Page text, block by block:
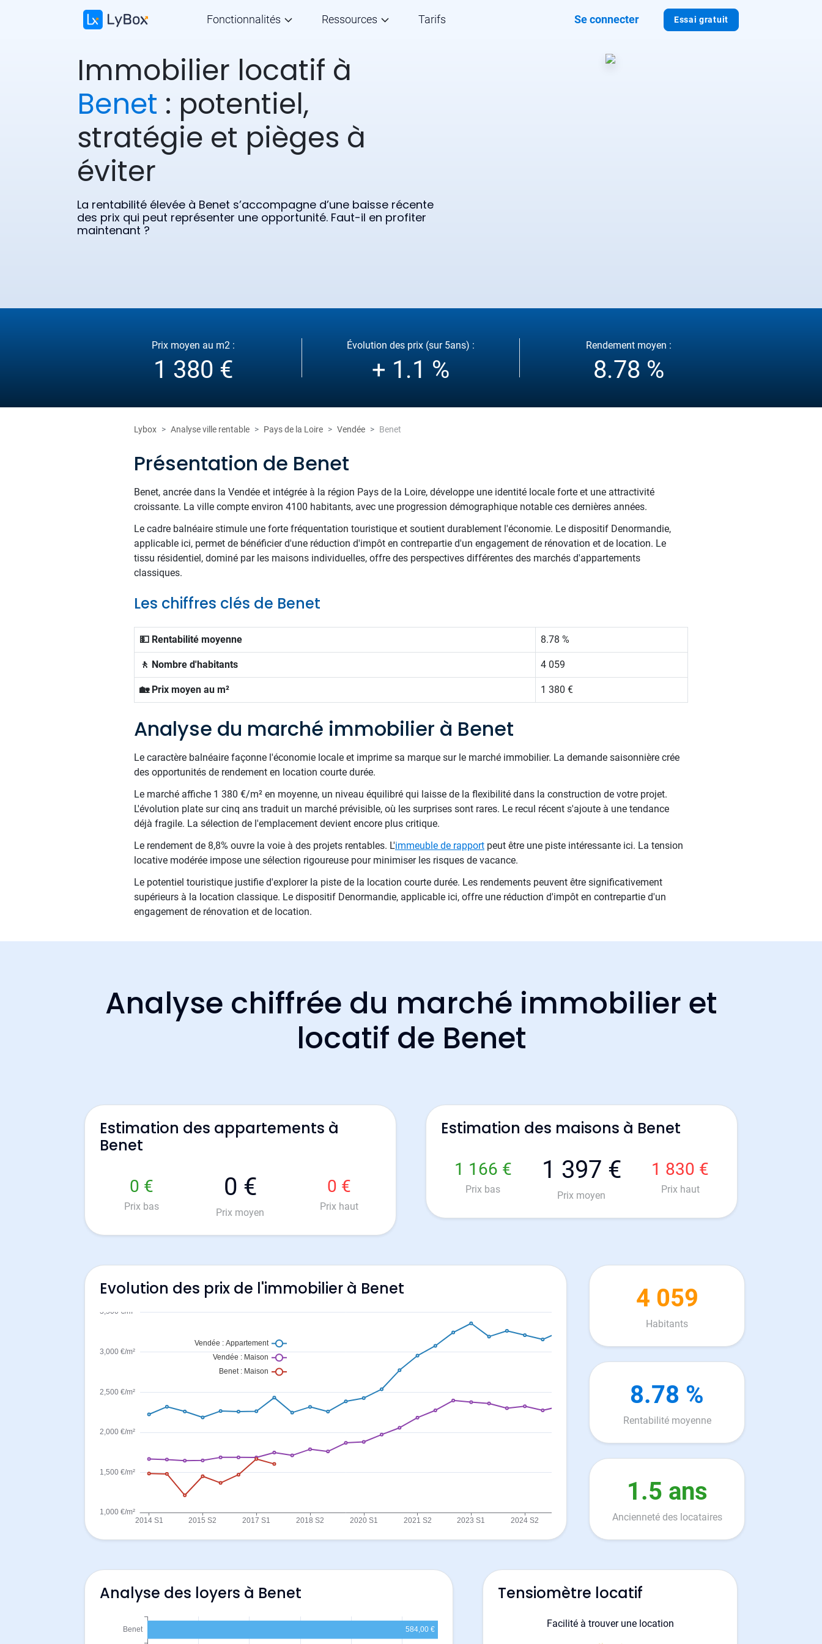
Essai gratuit
Fonctionnalités Ressources Tarifs Se connecter
Immobilier locatif à
Benet : potentiel,
stratégie et pièges à
éviter
La rentabilité élevée à Benet s’accompagne d’une baisse récente
des prix qui peut représenter une opportunité. Faut-il en profiter
maintenant ?
Prix moyen au m2 :
1 380 €
Évolution des prix (sur 5ans) :
+ 1.1 %
Rendement moyen :
8.78 %
Lybox Analyse ville rentable Pays de la Loire Vendée Benet
Présentation de Benet
Benet, ancrée dans la Vendée et intégrée à la région Pays de la Loire, développe une identité locale forte et une attractivité
croissante. La ville compte environ 4100 habitants, avec une progression démographique notable ces dernières années.
Le cadre balnéaire stimule une forte fréquentation touristique et soutient durablement l'économie. Le dispositif Denormandie,
applicable ici, permet de bénéficier d'une réduction d'impôt en contrepartie d'un engagement de rénovation et de location. Le
tissu résidentiel, dominé par les maisons individuelles, offre des perspectives différentes des marchés d'appartements
classiques.
Les chiffres clés de Benet
💵 Rentabilité moyenne 8.78 %
🚶 Nombre d'habitants 4 059
🏡 Prix moyen au m² 1 380 €
Analyse du marché immobilier à Benet
Le caractère balnéaire façonne l'économie locale et imprime sa marque sur le marché immobilier. La demande saisonnière crée
des opportunités de rendement en location courte durée.
Le marché affiche 1 380 €/m² en moyenne, un niveau équilibré qui laisse de la flexibilité dans la construction de votre projet.
L'évolution plate sur cinq ans traduit un marché prévisible, où les surprises sont rares. Le recul récent s'ajoute à une tendance
déjà fragile. La sélection de l'emplacement devient encore plus critique.
Le rendement de 8,8% ouvre la voie à des projets rentables. L'immeuble de rapport peut être une piste intéressante ici. La tension
locative modérée impose une sélection rigoureuse pour minimiser les risques de vacance.
Le potentiel touristique justifie d'explorer la piste de la location courte durée. Les rendements peuvent être significativement
supérieurs à la location classique. Le dispositif Denormandie, applicable ici, offre une réduction d'impôt en contrepartie d'un
engagement de rénovation et de location.
Analyse chiffrée du marché immobilier et
locatif de Benet
Estimation des appartements à
Benet
0 €
Prix bas
0 €
Prix moyen
0 €
Prix haut
Estimation des maisons à Benet
1 166 €
Prix bas
1 397 €
Prix moyen
1 830 €
Prix haut
Evolution des prix de l'immobilier à Benet 4 059
Habitants
8.78 %
Rentabilité moyenne
1.5 ans
Ancienneté des locataires
Analyse des loyers à Benet Tensiomètre locatif
Facilité à trouver une location